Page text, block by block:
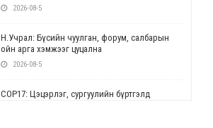
2026-08-5
Н.Учрал: Бүсийн чуулган, форум, салбарын
ойн арга хэмжээг цуцална
2026-08-5
СОР17: Цэцэрлэг, сургуулийн бүртгэлд